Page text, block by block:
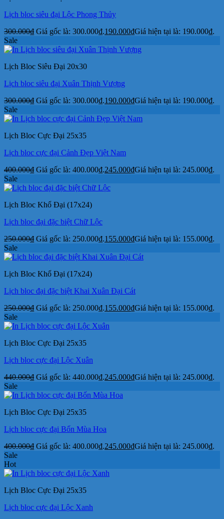
Lịch bloc siêu đại Lộc Phong Thủy
300.000₫ Giá gốc là: 300.000₫.190.000₫Giá hiện tại là: 190.000₫.
Sale
Lịch Bloc Siêu Đại 20x30
Lịch bloc siêu đại Xuân Thịnh Vượng
300.000₫ Giá gốc là: 300.000₫.190.000₫Giá hiện tại là: 190.000₫.
Sale
Lịch Bloc Cực Đại 25x35
Lịch bloc cực đại Cảnh Đẹp Việt Nam
400.000₫ Giá gốc là: 400.000₫.245.000₫Giá hiện tại là: 245.000₫.
Sale
Lịch Bloc Khổ Đại (17x24)
Lịch bloc đại đặc biệt Chữ Lộc
250.000₫ Giá gốc là: 250.000₫.155.000₫Giá hiện tại là: 155.000₫.
Sale
Lịch Bloc Khổ Đại (17x24)
Lịch bloc đại đặc biệt Khai Xuân Đại Cát
250.000₫ Giá gốc là: 250.000₫.155.000₫Giá hiện tại là: 155.000₫.
Sale
Lịch Bloc Cực Đại 25x35
Lịch bloc cực đại Lộc Xuân
440.000₫ Giá gốc là: 440.000₫.245.000₫Giá hiện tại là: 245.000₫.
Sale
Lịch Bloc Cực Đại 25x35
Lịch bloc cực đại Bốn Mùa Hoa
400.000₫ Giá gốc là: 400.000₫.245.000₫Giá hiện tại là: 245.000₫.
Sale
Hot
Lịch Bloc Cực Đại 25x35
Lịch bloc cực đại Lộc Xanh